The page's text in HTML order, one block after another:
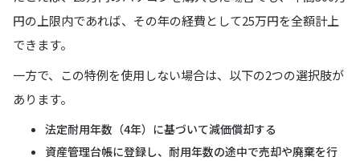
円の上限内であれば、その年の経費として25万円を全額計上
できます。
一方で、この特例を使用しない場合は、以下の2つの選択肢が
あります。
法定耐用年数（4年）に基づいて減価償却する
資産管理台帳に登録し、耐用年数の途中で売却や廃棄を行